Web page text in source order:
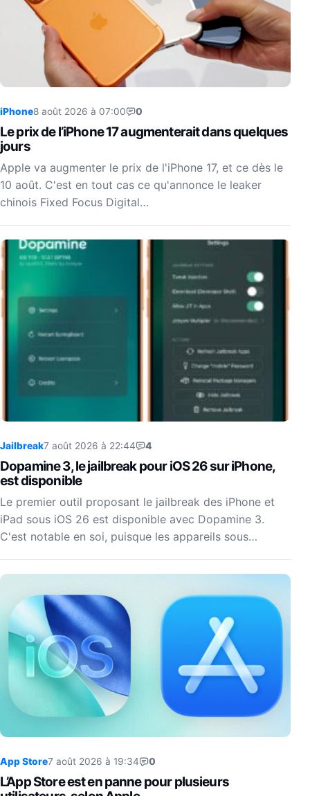
iPhone8 août 2026 à 07:00 0
Le prix de l’iPhone 17 augmenterait dans quelques
jours
Apple va augmenter le prix de l'iPhone 17, et ce dès le
10 août. C'est en tout cas ce qu'annonce le leaker
chinois Fixed Focus Digital…
Jailbreak7 août 2026 à 22:44 4
Dopamine 3, le jailbreak pour iOS 26 sur iPhone,
est disponible
Le premier outil proposant le jailbreak des iPhone et
iPad sous iOS 26 est disponible avec Dopamine 3.
C'est notable en soi, puisque les appareils sous…
App Store7 août 2026 à 19:34 0
L’App Store est en panne pour plusieurs